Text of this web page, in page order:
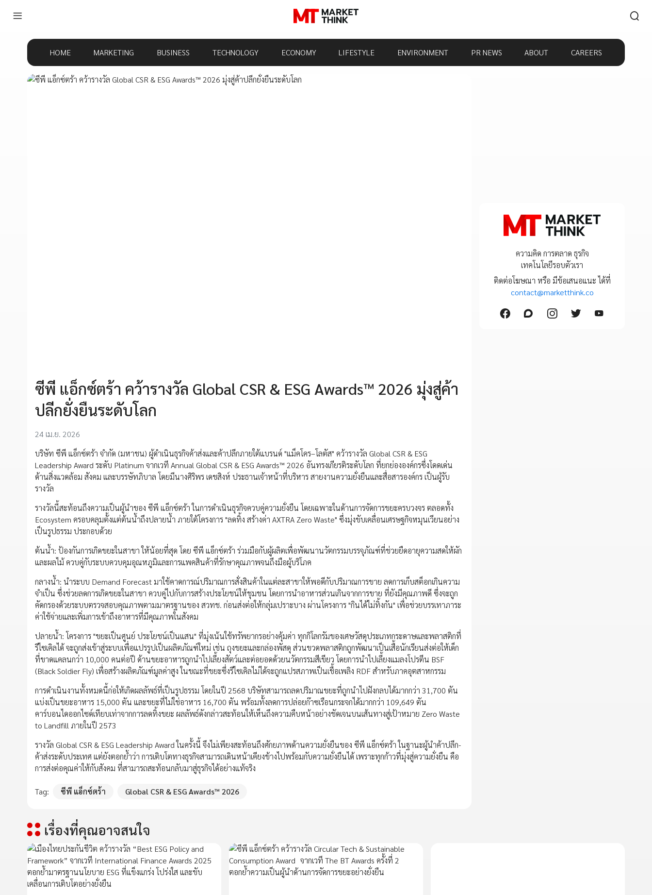
HOME MARKETING BUSINESS TECHNOLOGY ECONOMY LIFESTYLE ENVIRONMENT PR NEWS ABOUT CAREERS
ซีพี แอ็กซ์ตร้า คว้ารางวัล Global CSR & ESG Awards™ 2026 มุ่งสู่ค้า
ปลีกยั่งยืนระดับโลก
24 เม.ย. 2026
บริษัท ซีพี แอ็กซ์ตร้า จำกัด (มหาชน) ผู้ดำเนินธุรกิจค้าส่งและค้าปลีกภายใต้แบรนด์ "แม็คโคร–โลตัส" คว้ารางวัล Global CSR & ESG
Leadership Award ระดับ Platinum จากเวที Annual Global CSR & ESG Awards™ 2026 อันทรงเกียรติระดับโลก ที่ยกย่ององค์กรซึ่งโดดเด่น
ด้านสิ่งแวดล้อม สังคม และบรรษัทภิบาล โดยมีนางศิริพร เดชสิงห์ ประธานเจ้าหน้าที่บริหาร สายงานความยั่งยืนและสื่อสารองค์กร เป็นผู้รับ
รางวัล
รางวัลนี้สะท้อนถึงความเป็นผู้นำของ ซีพี แอ็กซ์ตร้า ในการดำเนินธุรกิจควบคู่ความยั่งยืน โดยเฉพาะในด้านการจัดการขยะครบวงจร ตลอดทั้ง
Ecosystem ครอบคลุมตั้งแต่ต้นน้ำถึงปลายน้ำ ภายใต้โครงการ "ลดทิ้ง สร้างค่า AXTRA Zero Waste" ซึ่งมุ่งขับเคลื่อนเศรษฐกิจหมุนเวียนอย่าง
เป็นรูปธรรม ประกอบด้วย
ต้นน้ำ: ป้องกันการเกิดขยะในสาขา ให้น้อยที่สุด โดย ซีพี แอ็กซ์ตร้า ร่วมมือกับผู้ผลิตเพื่อพัฒนานวัตกรรมบรรจุภัณฑ์ที่ช่วยยืดอายุความสดให้ผัก
และผลไม้ ควบคู่กับระบบควบคุมอุณหภูมิและการแพคสินค้าที่รักษาคุณภาพจนถึงมือผู้บริโภค
กลางน้ำ: นำระบบ Demand Forecast มาใช้คาดการณ์ปริมาณการสั่งสินค้าในแต่ละสาขาให้พอดีกับปริมาณการขาย ลดการเก็บสต็อกเกินความ
จำเป็น ซึ่งช่วยลดการเกิดขยะในสาขา ควบคู่ไปกับการสร้างประโยชน์ให้ชุมชน โดยการนำอาหารส่วนเกินจากการขาย ที่ยังมีคุณภาพดี ซึ่งจะถูก
คัดกรองด้วยระบบตรวจสอบคุณภาพตามมาตรฐานของ สวทช. ก่อนส่งต่อให้กลุ่มเปราะบาง ผ่านโครงการ "กินได้ไม่ทิ้งกัน" เพื่อช่วยบรรเทาภาระ
ค่าใช้จ่ายและเพิ่มการเข้าถึงอาหารที่มีคุณภาพในสังคม
ปลายน้ำ: โครงการ "ขยะเป็นศูนย์ ประโยชน์เป็นแสน" ที่มุ่งเน้นใช้ทรัพยากรอย่างคุ้มค่า ทุกกิโลกรัมของเศษวัสดุประเภทกระดาษและพลาสติกที่
รีไซเคิลได้ จะถูกส่งเข้าสู่ระบบเพื่อแปรรูปเป็นผลิตภัณฑ์ใหม่ เช่น ถุงขยะและกล่องพัสดุ ส่วนขวดพลาสติกถูกพัฒนาเป็นเสื้อนักเรียนส่งต่อให้เด็ก
ที่ขาดแคลนกว่า 10,000 คนต่อปี ด้านขยะอาหารถูกนำไปเลี้ยงสัตว์และต่อยอดด้วยนวัตกรรมสีเขียว โดยการนำไปเลี้ยงแมลงโปรตีน BSF
(Black Soldier Fly) เพื่อสร้างผลิตภัณฑ์มูลค่าสูง ในขณะที่ขยะซึ่งรีไซเคิลไม่ได้จะถูกแปรสภาพเป็นเชื้อเพลิง RDF สำหรับภาคอุตสาหกรรม
การดำเนินงานทั้งหมดนี้ก่อให้เกิดผลลัพธ์ที่เป็นรูปธรรม โดยในปี 2568 บริษัทสามารถลดปริมาณขยะที่ถูกนำไปฝังกลบได้มากกว่า 31,700 ตัน
แบ่งเป็นขยะอาหาร 15,000 ตัน และขยะที่ไม่ใช่อาหาร 16,700 ตัน พร้อมทั้งลดการปล่อยก๊าซเรือนกระจกได้มากกว่า 109,649 ตัน
คาร์บอนไดออกไซด์เทียบเท่าจากการลดทิ้งขยะ ผลลัพธ์ดังกล่าวสะท้อนให้เห็นถึงความคืบหน้าอย่างชัดเจนบนเส้นทางสู่เป้าหมาย Zero Waste
to Landfill ภายในปี 2573
รางวัล Global CSR & ESG Leadership Award ในครั้งนี้ จึงไม่เพียงสะท้อนถึงศักยภาพด้านความยั่งยืนของ ซีพี แอ็กซ์ตร้า ในฐานะผู้นำค้าปลีก-
ค้าส่งระดับประเทศ แต่ยังตอกย้ำว่า การเติบโตทางธุรกิจสามารถเดินหน้าเคียงข้างไปพร้อมกับความยั่งยืนได้ เพราะทุกก้าวที่มุ่งสู่ความยั่งยืน คือ
การส่งต่อคุณค่าให้กับสังคม ที่สามารถสะท้อนกลับมาสู่ธุรกิจได้อย่างแท้จริง
Tag: ซีพี แอ็กซ์ตร้า Global CSR & ESG Awards™ 2026
ความคิด การตลาด ธุรกิจ
เทคโนโลยีรอบตัวเรา
ติดต่อโฆษณา หรือ มีข้อเสนอแนะ ได้ที่
contact@marketthink.co
เรื่องที่คุณอาจสนใจ